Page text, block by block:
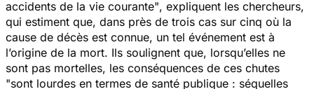
accidents de la vie courante", expliquent les chercheurs,
qui estiment que, dans près de trois cas sur cinq où la
cause de décès est connue, un tel événement est à
l’origine de la mort. Ils soulignent que, lorsqu’elles ne
sont pas mortelles, les conséquences de ces chutes
"sont lourdes en termes de santé publique : séquelles